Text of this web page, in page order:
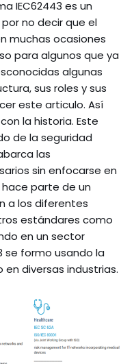
IEC62443 es un
no decir que el
muchas ocasiones
para algunos que ya
algunas
sus roles y sus
este articulo. Así
la historia. Este
de la seguridad
las
sin enfocarse en
parte de un
a los diferentes
estándares como
en un sector
se formo usando la
diversas industrias.